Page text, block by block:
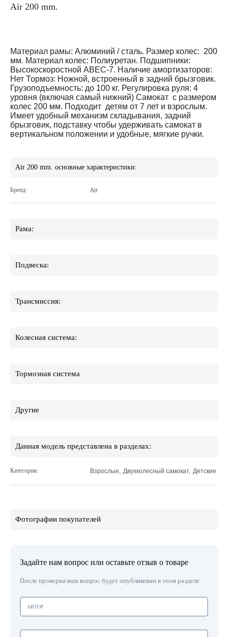
Air 200 mm.
Материал рамы: Алюминий / сталь. Размер колес: 200
мм. Материал колес: Полиуретан. Подшипники:
Высокоскоростной АВЕС-7. Наличие амортизаторов:
Нет Тормоз: Ножной, встроенный в задний брызговик.
Грузоподъемность: до 100 кг. Регулировка руля: 4
уровня (включая самый нижний) Самокат с размером
колес 200 мм. Подходит детям от 7 лет и взрослым.
Имеет удобный механизм складывания, задний
брызговик, подставку чтобы удерживать самокат в
вертикальном положении и удобные, мягкие ручки.
Air 200 mm. основные характеристики:
Бренд: Air
Рама:
Подвеска:
Трансмиссия:
Колесная система:
Тормозная система
Другие
Данная модель представлена в разделах:
Категории: Взрослые Двухколесный самокат, Детские
Фотографии покупателей
Задайте нам вопрос или оставьте отзыв о товаре
После проверки ваш вопрос будет опубликован в этом разделе.